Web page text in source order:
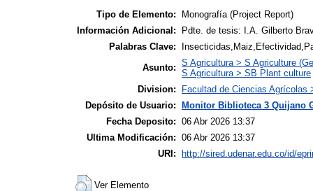
Tipo de Elemento:
Monografía (Project Report)
Información Adicional:
Pdte. de tesis: I.A. Gilberto
Palabras Clave:
Asunto: S Agricultura > S Agriculture
S Agricultura > SB Plant culture
Division:
Facultad de Ciencias Agrícolas
Depósito de Usuario: Monitor Biblioteca 3 Quijano
Fecha Deposito: 06 Abr 2026 13:37
Ultima Modificación: 06 Abr 2026 13:37
URI: http://sired.udenar.edu.co/id/
Ver Elemento